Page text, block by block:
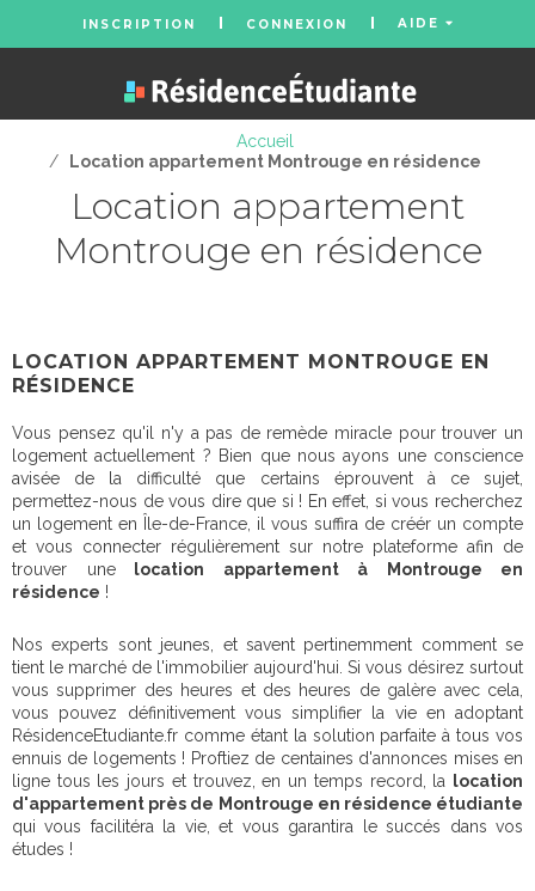
INSCRIPTION CONNEXION AIDE
Accueil
/
Location appartement Montrouge en résidence
Location appartement
Montrouge en résidence
LOCATION APPARTEMENT MONTROUGE EN
RÉSIDENCE
Vous pensez qu'il n'y a pas de remède miracle pour trouver un
logement actuellement ? Bien que nous ayons une conscience
avisée de la difficulté que certains éprouvent à ce sujet,
permettez-nous de vous dire que si ! En effet, si vous recherchez
un logement en Île-de-France, il vous suffira de créér un compte
et vous connecter régulièrement sur notre plateforme afin de
trouver unelocation appartement à Montrouge en
résidence !
Nos experts sont jeunes, et savent pertinemment comment se
tient le marché de l'immobilier aujourd'hui. Si vous désirez surtout
vous supprimer des heures et des heures de galère avec cela,
vous pouvez définitivement vous simplifier la vie en adoptant
RésidenceEtudiante.fr comme étant la solution parfaite à tous vos
ennuis de logements ! Proftiez de centaines d'annonces mises en
ligne tous les jours et trouvez, en un temps record, la
location
d'appartement près de Montrouge en résidence étudiante
qui vous facilitéra la vie, et vous garantira le succés dans vos
études !